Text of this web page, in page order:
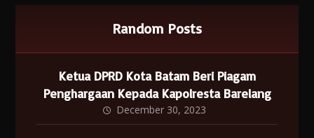
Random Posts
Ketua DPRD Kota Batam Beri Piagam
Penghargaan Kepada Kapolresta Barelang
December 30, 2023